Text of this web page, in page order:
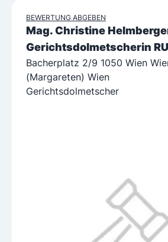
BEWERTUNG ABGEBEN
Mag. Christine
Gerichtsdolmetscherin
Bacherplatz 2/9 1050 Wien
(Margareten) Wien
Gerichtsdolmetscher